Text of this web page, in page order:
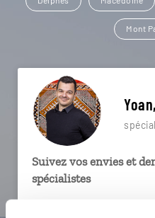
Mont
Yoan,
Suivez vos envies et
spécialistes